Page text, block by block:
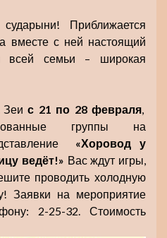
Приближается
вместе с ней настоящий
всей семьи – широкая
Зеи с 21 по 28 февраля,
группы на
«Хоровод у
ведёт!» Вас ждут игры,
проводить холодную
Заявки на мероприятие
2-25-32. Стоимость